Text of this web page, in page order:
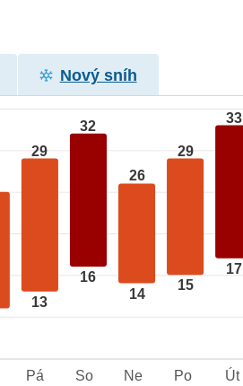
Nový sníh
29
13
32
16
26
14
29
15
33
17
Pá So Ne Po Út